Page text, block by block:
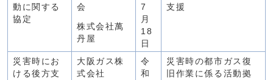
動に関する
協定
会
株式会社萬
丹屋
7
月
18
日
支援
災害時にお
ける後方支
大阪ガス株
式会社
令
和
災害時の都市ガス復
旧作業に係る活動拠